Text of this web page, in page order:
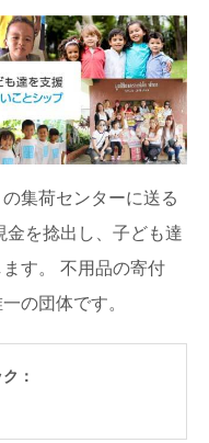
集荷センターに送る
金を捻出し、子ども達
す。
不用品の寄付
の団体です。
：